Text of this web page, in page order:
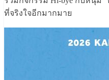
ที่จริงใจอีกมากมาย